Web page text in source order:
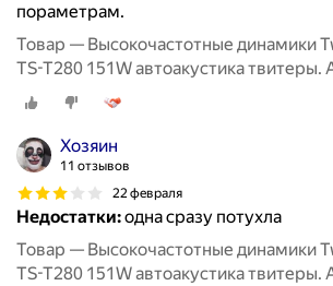
пораметрам.
Товар — Высокочастотные динамики
TS-T280 151W автоакустика
Вч динамики колонки пищалки для
Хозяин
11 отзывов
22 февраля
Недостатки:одна сразу потухла
Товар — Высокочастотные динамики
TS-T280 151W автоакустика